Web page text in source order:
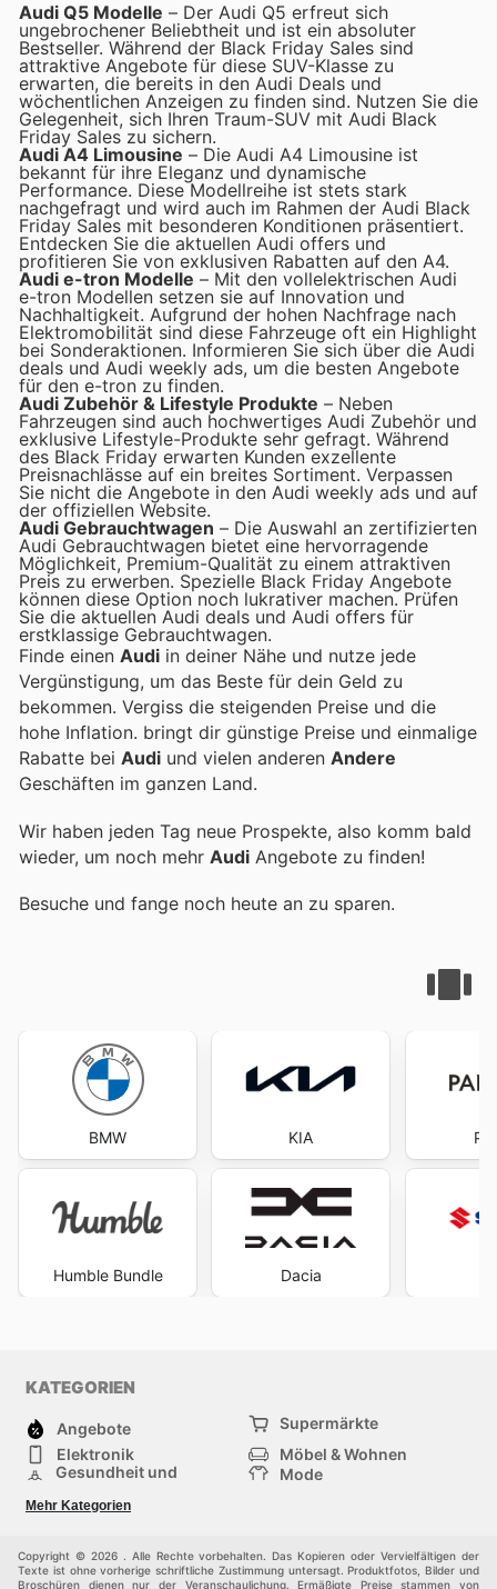
Audi Q5 Modelle – Der Audi Q5 erfreut sich
ungebrochener Beliebtheit und ist ein absoluter
Bestseller. Während der Black Friday Sales sind
attraktive Angebote für diese SUV-Klasse zu
erwarten, die bereits in den Audi Deals und
wöchentlichen Anzeigen zu finden sind. Nutzen Sie die
Gelegenheit, sich Ihren Traum-SUV mit Audi Black
Friday Sales zu sichern.
Audi A4 Limousine – Die Audi A4 Limousine ist
bekannt für ihre Eleganz und dynamische
Performance. Diese Modellreihe ist stets stark
nachgefragt und wird auch im Rahmen der Audi Black
Friday Sales mit besonderen Konditionen präsentiert.
Entdecken Sie die aktuellen Audi offers und
profitieren Sie von exklusiven Rabatten auf den A4.
Audi e-tron Modelle – Mit den vollelektrischen Audi
e-tron Modellen setzen sie auf Innovation und
Nachhaltigkeit. Aufgrund der hohen Nachfrage nach
Elektromobilität sind diese Fahrzeuge oft ein Highlight
bei Sonderaktionen. Informieren Sie sich über die Audi
deals und Audi weekly ads, um die besten Angebote
für den e-tron zu finden.
Audi Zubehör & Lifestyle Produkte – Neben
Fahrzeugen sind auch hochwertiges Audi Zubehör und
exklusive Lifestyle-Produkte sehr gefragt. Während
des Black Friday erwarten Kunden exzellente
Preisnachlässe auf ein breites Sortiment. Verpassen
Sie nicht die Angebote in den Audi weekly ads und auf
der offiziellen Website.
Audi Gebrauchtwagen – Die Auswahl an zertifizierten
Audi Gebrauchtwagen bietet eine hervorragende
Möglichkeit, Premium-Qualität zu einem attraktiven
Preis zu erwerben. Spezielle Black Friday Angebote
können diese Option noch lukrativer machen. Prüfen
Sie die aktuellen Audi deals und Audi offers für
erstklassige Gebrauchtwagen.
Finde einen Audi in deiner Nähe und nutze jede
Vergünstigung, um das Beste für dein Geld zu
bekommen. Vergiss die steigenden Preise und die
hohe Inflation. bringt dir günstige Preise und einmalige
Rabatte bei Audi und vielen anderen Andere
Geschäften im ganzen Land.
Wir haben jeden Tag neue Prospekte, also komm bald
wieder, um noch mehr Audi Angebote zu finden!
Besuche und fange noch heute an zu sparen.
BMW
Humble Bundle
KIA
Dacia
KATEGORIEN
Angebote
Supermärkte
Elektronik
Möbel & Wohnen
Gesundheit und
Mode
Sportartikel und
Sportbekleidung
Einkaufzentren
Andere
Mehr Kategorien
Copyright © 2026 . Alle Rechte vorbehalten. Das Kopieren oder Vervielfältigen der
Texte ist ohne vorherige schriftliche Zustimmung untersagt. Produktfotos, Bilder und
Broschüren dienen nur der Veranschaulichung. Ermäßigte Preise stammen von